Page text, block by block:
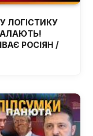
ЛОГІСТИКУ
РОСІЯН /